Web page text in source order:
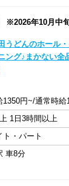
年10月中
田うどんのホール
ング♪まかない全
1日3時間以上
ト・パート
車8分